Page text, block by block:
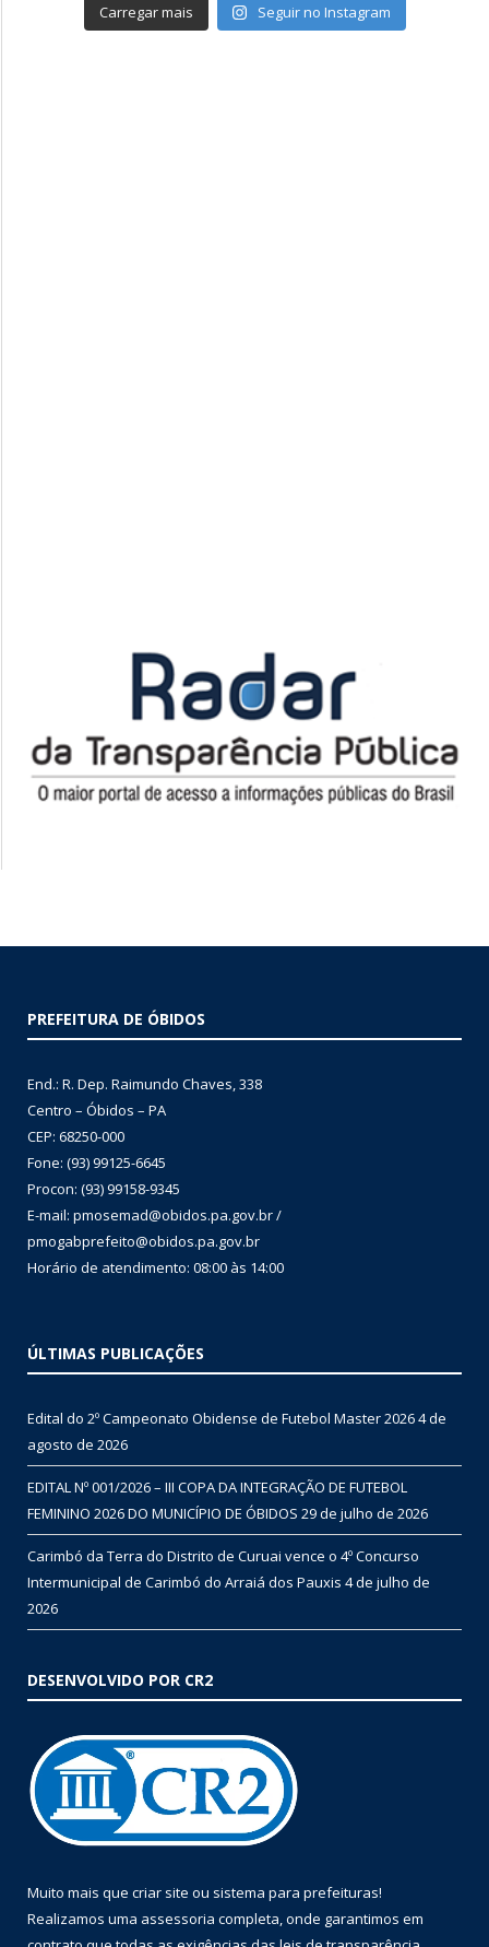
Carregar mais Seguir no Instagram
PREFEITURA DE ÓBIDOS
End.: R. Dep. Raimundo Chaves, 338
Centro – Óbidos – PA
CEP: 68250-000
Fone: (93) 99125-6645
Procon: (93) 99158-9345
E-mail: pmosemad@obidos.pa.gov.br /
pmogabprefeito@obidos.pa.gov.br
Horário de atendimento: 08:00 às 14:00
ÚLTIMAS PUBLICAÇÕES
Edital do 2º Campeonato Obidense de Futebol Master 20264 de
agosto de 2026
EDITAL Nº 001/2026 – III COPA DA INTEGRAÇÃO DE FUTEBOL
FEMININO 2026 DO MUNICÍPIO DE ÓBIDOS 29 de julho de 2026
Carimbó da Terra do Distrito de Curuai vence o 4º Concurso
Intermunicipal de Carimbó do Arraiá dos Pauxis 4 de julho de
2026
DESENVOLVIDO POR CR2
Muito mais que criar site ou sistema para prefeituras!
Realizamos uma assessoria completa, onde garantimos em